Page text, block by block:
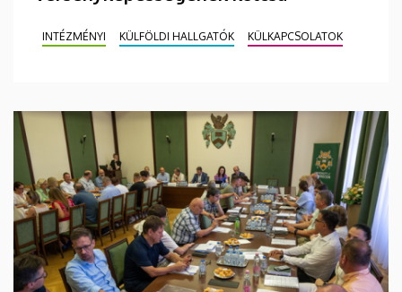
INTÉZMÉNYI KÜLFÖLDI HALLGATÓK KÜLKAPCSOLATOK